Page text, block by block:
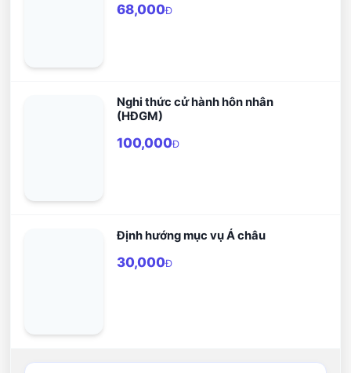
68,000Đ
Nghi thức cử hành hôn nhân
(HĐGM)
100,000Đ
Định hướng mục vụ Á châu
30,000Đ